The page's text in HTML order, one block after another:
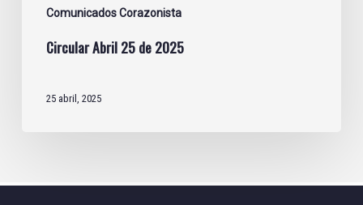
Comunicados Corazonista
Circular Abril 25 de 2025
25 abril, 2025